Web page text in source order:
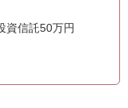
資信託50万円